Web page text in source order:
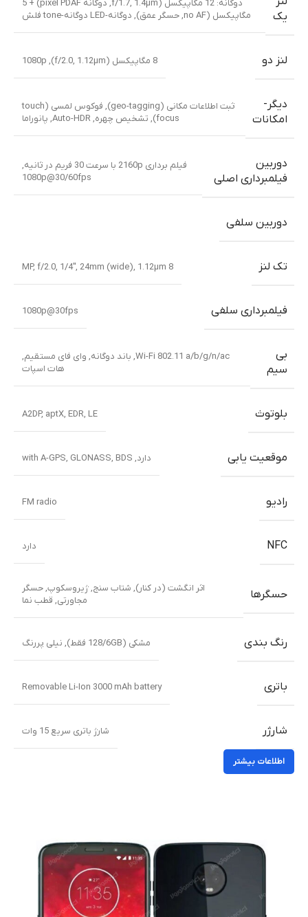
یک
دوگانه: 12 مگاپیکسل (f/1.7, 1.4µm, دوگانه pixel PDAF) + 5
مگاپیکسل (no AF, حسگر عمق), دوگانه-LED دوگانه-tone فلش
لنز دو 8 مگاپیکسل (f/2.0, 1.12µm), 1080p
دیگر-
امکانات
ثبت اطلاعات مکانی (geo-tagging), فوکوس لمسی (touch
focus), تشخیص چهره, Auto-HDR, پانوراما
دوربین
فیلمبرداری اصلی
فیلم برداری 2160p با سرعت 30 فریم در ثانیه,
1080p@30/60fps
دوربین سلفی
تک لنز 8 MP, f/2.0, 1/4″, 24mm (wide), 1.12µm
فیلمبرداری سلفی 1080p@30fps
بی
سیم
Wi-Fi 802.11 a/b/g/n/ac, باند دوگانه, وای فای مستقیم,
هات اسپات
بلوتوث A2DP, aptX, EDR, LE
موقعیت یابی دارد, with A-GPS, GLONASS, BDS
رادیو FM radio
NFC دارد
حسگرها
اثر انگشت (در کنار), شتاب سنج, ژیروسکوپ, حسگر
مجاورتی, قطب نما
رنگ بندی مشکی (128/6GB فقط) , نیلی پررنگ
باتری Removable Li-Ion 3000 mAh battery
شارژر شارژ باتری سریع 15 وات
اطلاعات بیشتر